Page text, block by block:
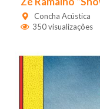
Concha Acústica
350 visualizações